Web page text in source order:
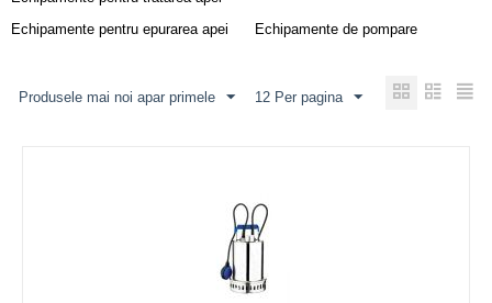
Echipamente pentru epurarea apei
Echipamente de pompare
Produsele mai noi apar primele 12 Per pagina